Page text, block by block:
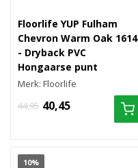
Floorlife YUP Fulham
Chevron Warm Oak 1614
- Dryback PVC
Hongaarse punt
Merk: Floorlife
44,95 40,45
10%